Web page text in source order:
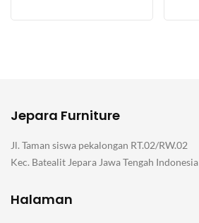
Jepara Furniture
Jl. Taman siswa pekalongan RT.02/RW.02
Kec. Batealit Jepara Jawa Tengah Indonesia
Halaman